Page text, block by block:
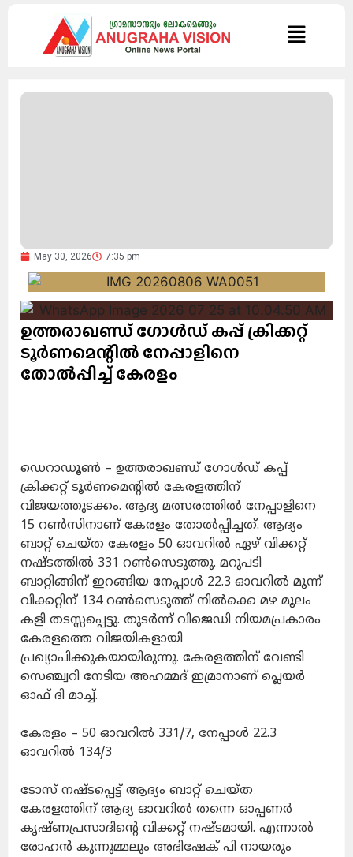
May 30, 2026 7:35 pm
ഉത്തരാഖണ്ഡ് ഗോൾഡ് കപ്പ് ക്രിക്കറ്റ്
ടൂർണമെന്റിൽ നേപ്പാളിനെ
തോൽപ്പിച്ച് കേരളം
ഡെറാഡൂൺ – ഉത്തരാഖണ്ഡ് ഗോൾഡ് കപ്പ്
ക്രിക്കറ്റ് ടൂർണമെന്റിൽ കേരളത്തിന്
വിജയത്തുടക്കം. ആദ്യ മത്സരത്തിൽ നേപ്പാളിനെ
15 റൺസിനാണ് കേരളം തോൽപ്പിച്ചത്. ആദ്യം
ബാറ്റ് ചെയ്ത കേരളം 50 ഓവറിൽ ഏഴ് വിക്കറ്റ്
നഷ്ടത്തിൽ 331 റൺസെടുത്തു. മറുപടി
ബാറ്റിങ്ങിന് ഇറങ്ങിയ നേപ്പാൾ 22.3 ഓവറിൽ മൂന്ന്
വിക്കറ്റിന് 134 റൺസെടുത്ത് നിൽക്കെ മഴ മൂലം
കളി തടസ്സപ്പെട്ടു. തുടർന്ന് വിജെഡി നിയമപ്രകാരം
കേരളത്തെ വിജയികളായി
പ്രഖ്യാപിക്കുകയായിരുന്നു. കേരളത്തിന് വേണ്ടി
സെഞ്ച്വറി നേടിയ അഹമ്മദ് ഇമ്രാനാണ് പ്ലെയർ
ഓഫ് ദി മാച്ച്.
കേരളം – 50 ഓവറിൽ 331/7, നേപ്പാൾ 22.3
ഓവറിൽ 134/3
ടോസ് നഷ്ടപ്പെട്ട് ആദ്യം ബാറ്റ് ചെയ്ത
കേരളത്തിന് ആദ്യ ഓവറിൽ തന്നെ ഓപ്പണർ
കൃഷ്ണപ്രസാദിന്റെ വിക്കറ്റ് നഷ്ടമായി. എന്നാൽ
രോഹൻ കുന്നുമ്മലും അഭിഷേക് പി നായരും